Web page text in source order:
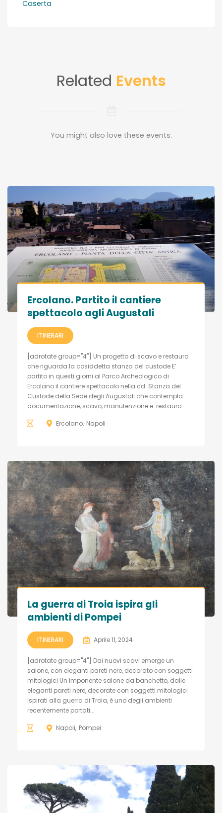
Caserta
Related Events
You might also love these events.
Ercolano. Partito il cantiere
spettacolo agli Augustali
ITINERARI
[adrotate group="4"] Un progetto di scavo e restauro
che riguarda la cosiddetta stanza del custode E’
partito in questi giorni al Parco Archeologico di
Ercolano il cantiere spettacolo nella cd. Stanza del
Custode della Sede degli Augustali che contempla
documentazione, scavo, manutenzione e restauro....
Ercolano Napoli
La guerra di Troia ispira gli
ambienti di Pompei
ITINERARI Aprile 11, 2024
[adrotate group="4"] Dai nuovi scavi emerge un
salone, con eleganti pareti nere, decorato con soggetti
mitologici Un imponente salone da banchetto, dalle
eleganti pareti nere, decorate con soggetti mitologici
ispirati alla guerra di Troia, è uno degli ambienti
recentemente portati...
Napoli Pompei